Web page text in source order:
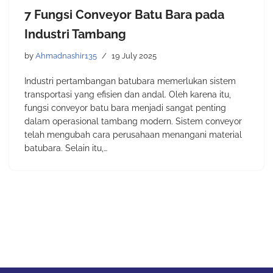
7 Fungsi Conveyor Batu Bara pada
Industri Tambang
by Ahmadnashir135 19 July 2025
Industri pertambangan batubara memerlukan sistem
transportasi yang efisien dan andal. Oleh karena itu,
fungsi conveyor batu bara menjadi sangat penting
dalam operasional tambang modern. Sistem conveyor
telah mengubah cara perusahaan menangani material
batubara. Selain itu,…